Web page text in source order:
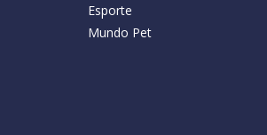
Esporte
Mundo Pet